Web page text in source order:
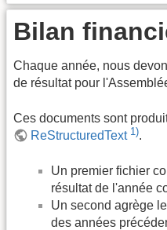
Bilan
Chaque année, nous
de résultat pour
Ces documents sont
ReStructuredText 1).
Un premier fichier
résultat de l'année
Un second agrège
des années